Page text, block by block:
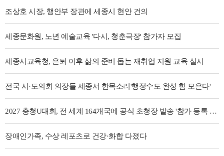
조상호 시장, 행안부 장관에 세종시 현안 건의
세종문화원, 노년 예술교육 '다시, 청춘극장' 참가자 모집
세종시교육청, 은퇴 이후 삶의 준비 돕는 재취업 지원 교육 실시
전국 시·도의회 의장들 세종서 한목소리'행정수도 완성 힘 모은다'
2027 충청U대회, 전 세계 164개국에 공식 초청장 발송 '참가 등록 절차 돌입'
장애인가족, 수상 레포츠로 건강·화합 다졌다